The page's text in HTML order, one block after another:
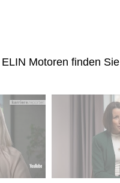
Motoren finden Sie